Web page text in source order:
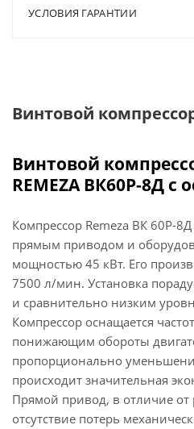
УСЛОВИЯ ГАРАНТИИ
Винтовой
Винтовой
REMEZA ВК60Р-8Д с
Компрессор Remeza ВК 60Р-
прямым приводом и
мощностью 45 кВт. Его
7500 л/мин. Установка
и сравнительно низким
Компрессор оснащается
понижающим обороты
пропорционально
происходит значительная
Прямой привод, в отличие от
отсутствие потерь